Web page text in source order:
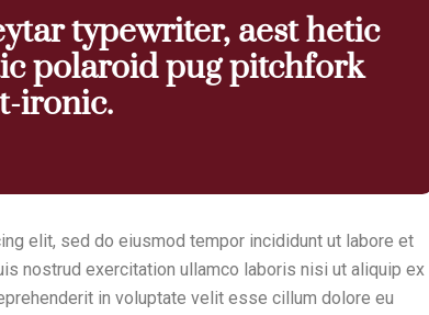
typewriter, aest hetic
polaroid pug pitchfork
ironic.
elit, sed do eiusmod tempor incididunt ut labore et
nostrud exercitation ullamco laboris nisi ut aliquip ex
in voluptate velit esse cillum dolore eu